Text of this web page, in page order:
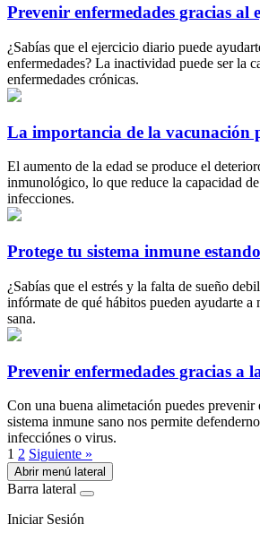
Prevenir enfermedades gracias al
¿Sabías que el ejercicio diario puede
enfermedades? La inactividad puede ser la
enfermedades crónicas.
La importancia de la vacunación
El aumento de la edad se produce el
inmunológico, lo que reduce la capacidad
infecciones.
Protege tu sistema inmune
¿Sabías que el estrés y la falta de sueño
infórmate de qué hábitos pueden ayudarte a
sana.
Prevenir enfermedades gracias a
Con una buena alimetación puedes prevenir
sistema inmune sano nos permite
infecciónes o virus.
1 2 Siguiente »
Abrir menú lateral
Barra lateral
Iniciar Sesión